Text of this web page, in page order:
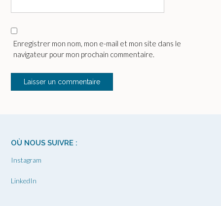
Enregistrer mon nom, mon e-mail et mon site dans le
navigateur pour mon prochain commentaire.
OÙ NOUS SUIVRE :
Instagram
LinkedIn